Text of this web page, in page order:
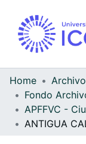
Home
ANTIGUA